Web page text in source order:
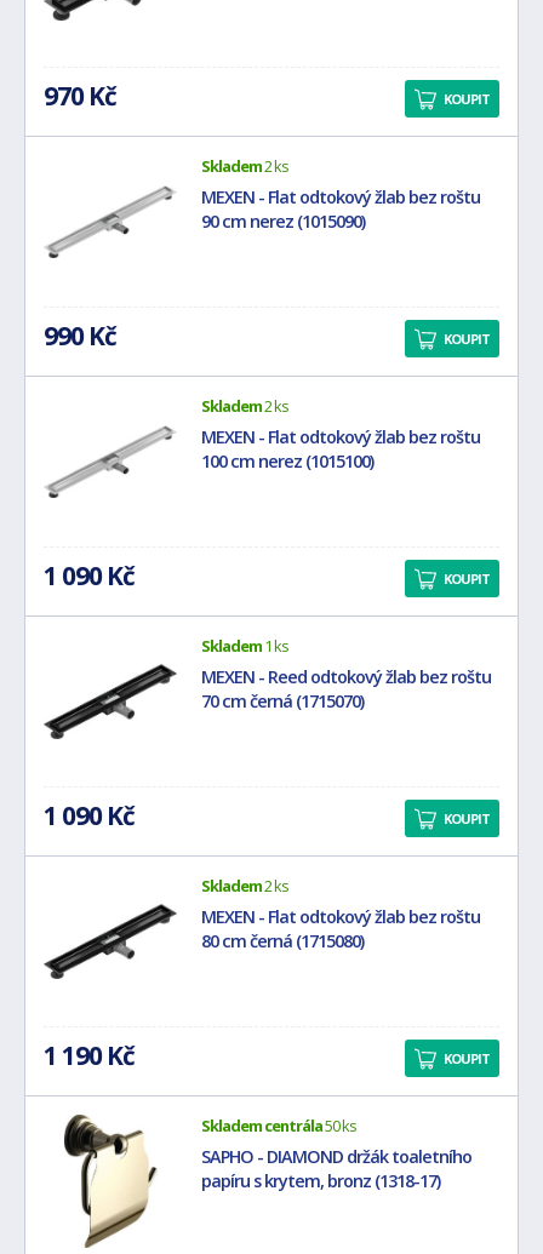
970 Kč KOUPIT
Skladem2 ks
MEXEN - Flat odtokový žlab bez roštu
90 cm nerez (1015090)
990 Kč KOUPIT
Skladem2 ks
MEXEN - Flat odtokový žlab bez roštu
100 cm nerez (1015100)
1 090 Kč KOUPIT
Skladem1 ks
MEXEN - Reed odtokový žlab bez roštu
70 cm černá (1715070)
1 090 Kč KOUPIT
Skladem2 ks
MEXEN - Flat odtokový žlab bez roštu
80 cm černá (1715080)
1 190 Kč KOUPIT
Skladem centrála50 ks
SAPHO - DIAMOND držák toaletního
papíru s krytem, bronz (1318-17)